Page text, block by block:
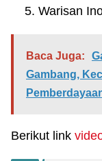
Warisan
Baca Juga:
Gambang,
Berikut link